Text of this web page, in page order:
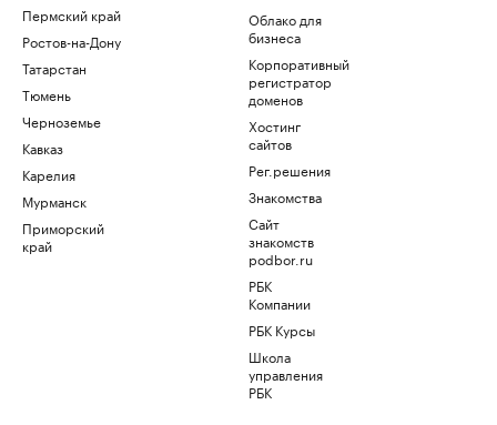
Пермский край
Ростов-на-Дону
Татарстан
Тюмень
Черноземье
Кавказ
Карелия
Мурманск
Приморский
край
Облако для
бизнеса
Корпоративный
регистратор
доменов
Хостинг
сайтов
Рег.решения
Знакомства
Сайт
знакомств
podbor.ru
РБК
Компании
РБК Курсы
Школа
управления
РБК